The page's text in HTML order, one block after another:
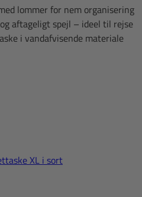
lommer for nem organisering
aftageligt spejl – ideel til rejse
i vandafvisende materiale